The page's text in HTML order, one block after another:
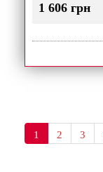
1 606 грн
1 2 3